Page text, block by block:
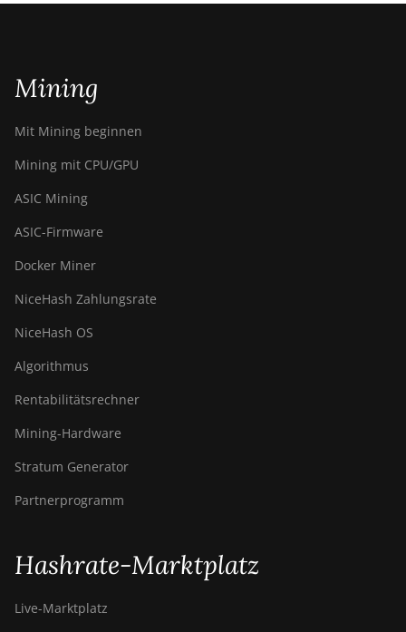
Mining
Mit Mining beginnen
Mining mit CPU/GPU
ASIC Mining
ASIC-Firmware
Docker Miner
NiceHash Zahlungsrate
NiceHash OS
Algorithmus
Rentabilitätsrechner
Mining-Hardware
Stratum Generator
Partnerprogramm
Hashrate-Marktplatz
Live-Marktplatz